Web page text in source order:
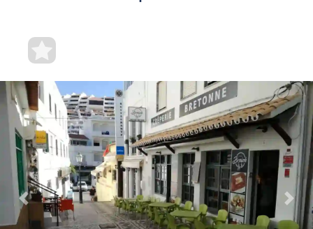
ons
Contacten
Voorwaarden
Getuigenissen
Rechten
op
onroerend
Previous Next